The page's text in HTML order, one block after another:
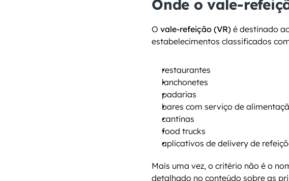
Onde o vale-
O vale-refeição (VR) é destinado
estabelecimentos classificados
restaurantes
lanchonetes
padarias
bares com serviço de
cantinas
food trucks
aplicativos de delivery de
Mais uma vez, o critério não é o
detalhado no conteúdo sobre as